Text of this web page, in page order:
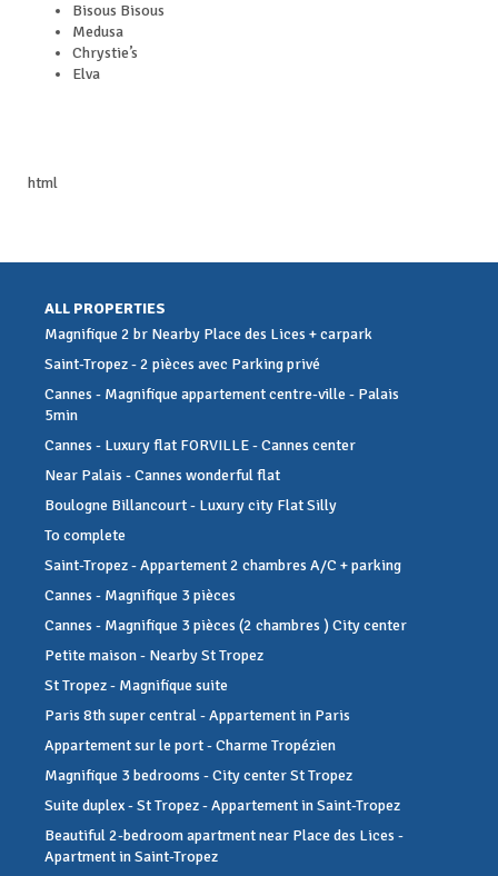
Bisous Bisous
Medusa
Chrystie’s
Elva
html
ALL PROPERTIES
Magnifique 2 br Nearby Place des Lices + carpark
Saint-Tropez - 2 pièces avec Parking privé
Cannes - Magnifique appartement centre-ville - Palais
5min
Cannes - Luxury flat FORVILLE - Cannes center
Near Palais - Cannes wonderful flat
Boulogne Billancourt - Luxury city Flat Silly
To complete
Saint-Tropez - Appartement 2 chambres A/C + parking
Cannes - Magnifique 3 pièces
Cannes - Magnifique 3 pièces (2 chambres ) City center
Petite maison - Nearby St Tropez
St Tropez - Magnifique suite
Paris 8th super central - Appartement in Paris
Appartement sur le port - Charme Tropézien
Magnifique 3 bedrooms - City center St Tropez
Suite duplex - St Tropez - Appartement in Saint-Tropez
Beautiful 2-bedroom apartment near Place des Lices -
Apartment in Saint-Tropez